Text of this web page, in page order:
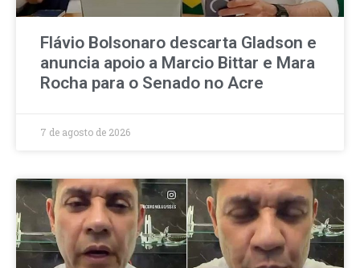
Flávio Bolsonaro descarta Gladson e
anuncia apoio a Marcio Bittar e Mara
Rocha para o Senado no Acre
7 de agosto de 2026